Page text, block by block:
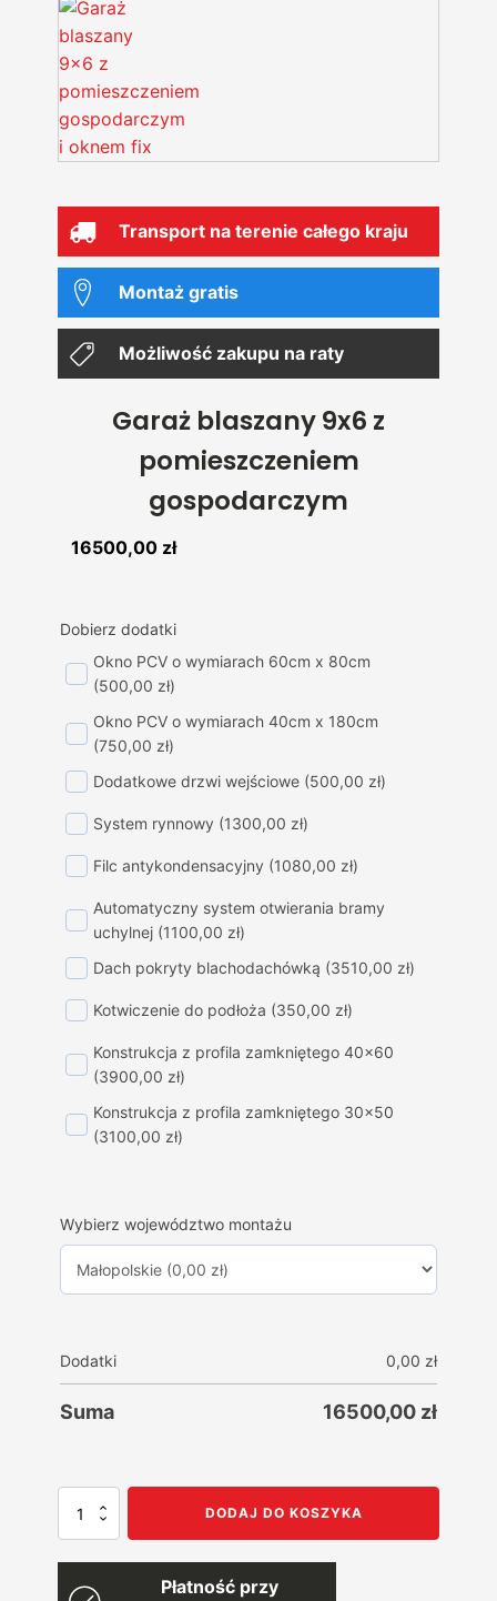
Transport na terenie całego kraju
Montaż gratis
Możliwość zakupu na raty
Garaż blaszany 9x6 z
pomieszczeniem
gospodarczym
16500,00 zł
Dobierz dodatki
Okno PCV o wymiarach 60cm x 80cm
(500,00 zł)
Okno PCV o wymiarach 40cm x 180cm
(750,00 zł)
Dodatkowe drzwi wejściowe (500,00 zł)
System rynnowy (1300,00 zł)
Filc antykondensacyjny (1080,00 zł)
Automatyczny system otwierania bramy
uchylnej (1100,00 zł)
Dach pokryty blachodachówką (3510,00 zł)
Kotwiczenie do podłoża (350,00 zł)
Konstrukcja z profila zamkniętego 40x60
(3900,00 zł)
Konstrukcja z profila zamkniętego 30x50
(3100,00 zł)
Wybierz województwo montażu
Dodatki 0,00 zł
Suma 16500,00 zł
ilość
DODAJ DO KOSZYKA
Płatność przy